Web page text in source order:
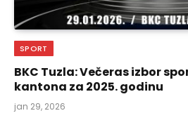
SPORT
BKC Tuzla: Večeras izbor
kantona za 2025. godinu
jan 29, 2026